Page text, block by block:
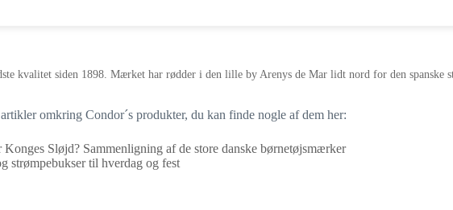
kvalitet siden 1898. Mærket har rødder i den lille by Arenys de Mar lidt nord for den spanske
omkring Condor´s produkter, du kan finde nogle af dem her:
Sløjd? Sammenligning af de store danske børnetøjsmærker
strømpebukser til hverdag og fest